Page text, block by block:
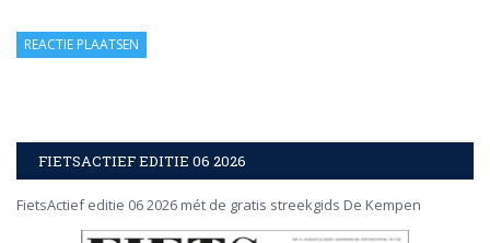
FIETSACTIEF EDITIE 06 2026
FietsActief editie 06 2026 mét de gratis streekgids De Kempen